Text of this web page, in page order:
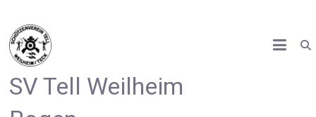
Inhalt
springen
SV Tell Weilheim